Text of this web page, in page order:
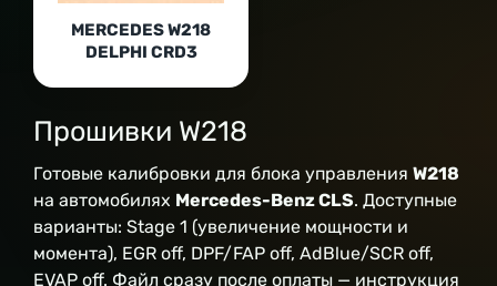
MERCEDES W218
DELPHI CRD3
Прошивки W218
Готовые калибровки для блока управления W218
на автомобилях Mercedes-Benz CLS. Доступные
варианты: Stage 1 (увеличение мощности и
момента), EGR off, DPF/FAP off, AdBlue/SCR off,
EVAP off. Файл сразу после оплаты — инструкция